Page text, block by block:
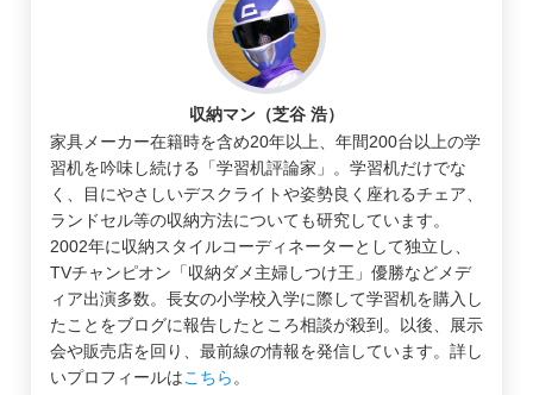
収納マン（芝谷 浩）
家具メーカー在籍時を含め20年以上、年間200台以上の学
習机を吟味し続ける「学習机評論家」。学習机だけでな
く、目にやさしいデスクライトや姿勢良く座れるチェア、
ランドセル等の収納方法についても研究しています。
2002年に収納スタイルコーディネーターとして独立し、
TVチャンピオン「収納ダメ主婦しつけ王」優勝などメデ
ィア出演多数。長女の小学校入学に際して学習机を購入し
たことをブログに報告したところ相談が殺到。以後、展示
会や販売店を回り、最前線の情報を発信しています。詳し
いプロフィールはこちら。